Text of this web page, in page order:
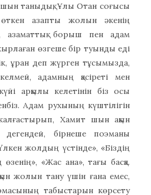
шын таныдық, Ұлы Отан соғысы
өткен азапты жолын әкенің
азаматтық борыш пен адам
өзгеше бір туынды еді
ұран деп жүрген тұсымызда,
адамның қасіреті мен
арқылы келетінін біз осы
Адам рухының күштілігін
Хамит шын ақын
дегендей, бірнеше поэманы
жолдың үстінде», «Біздің
«Жас ана», тағы басқа.
жолын тану үшін ғана емес,
табыстарын көрсету